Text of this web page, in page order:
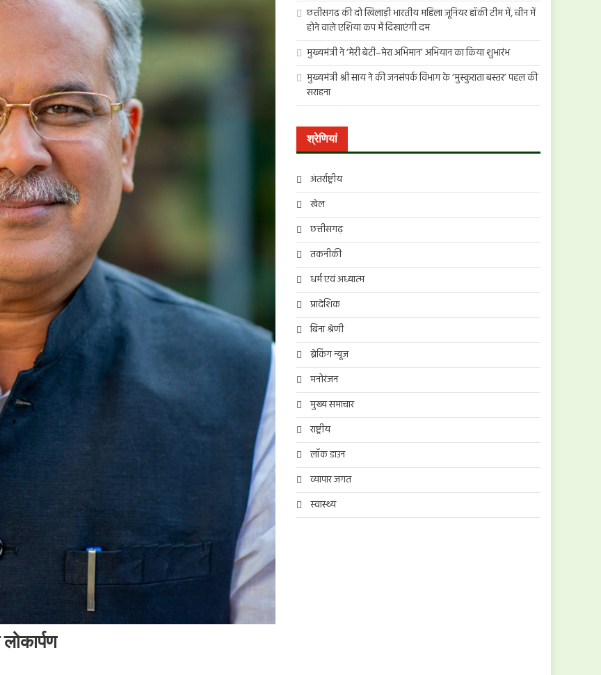
छत्तीसगढ़ की दो खिलाड़ी भारतीय महिला जूनियर हॉकी टीम में, चीन में
होने वाले एशिया कप में दिखाएंगी दम
मुख्यमंत्री ने ‘मेरी बेटी–मेरा अभिमान’ अभियान का किया शुभारंभ
मुख्यमंत्री श्री साय ने की जनसंपर्क विभाग के ‘मुस्कुराता बस्तर’ पहल की
सराहना
श्रेणियां
अंतर्राष्ट्रीय
खेल
छत्तीसगढ़
तकनीकी
धर्म एवं अध्यात्म
प्रादेशिक
बिना श्रेणी
ब्रेकिंग न्यूज़
मनोरंजन
मुख्य समाचार
राष्ट्रीय
लॉक डाउन
व्यापार जगत
स्वास्थ्य